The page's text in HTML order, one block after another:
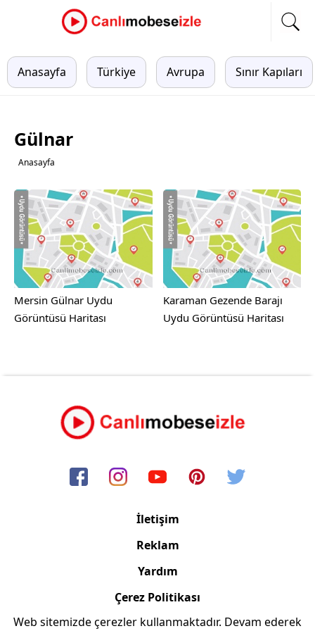
Anasayfa Türkiye Avrupa Sınır Kapıları
Gülnar
Anasayfa
Mersin Gülnar Uydu
Görüntüsü Haritası
Karaman Gezende Barajı
Uydu Görüntüsü Haritası
İletişim
Reklam
Yardım
Çerez Politikası
Web sitemizde çerezler kullanmaktadır. Devam ederek